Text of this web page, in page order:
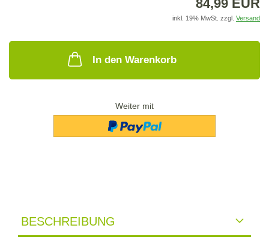
84,99 EUR
inkl. 19% MwSt. zzgl. Versand
In den Warenkorb
Weiter mit
BESCHREIBUNG